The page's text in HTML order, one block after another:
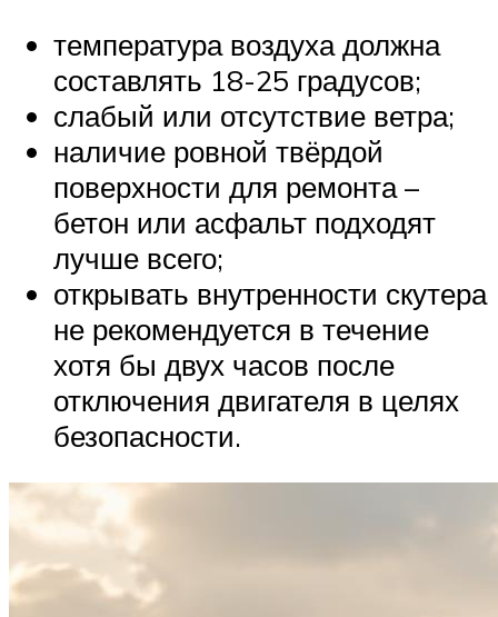
температура воздуха должна
составлять 18-25 градусов;
слабый или отсутствие ветра;
наличие ровной твёрдой
поверхности для ремонта –
бетон или асфальт подходят
лучше всего;
открывать внутренности скутера
не рекомендуется в течение
хотя бы двух часов после
отключения двигателя в целях
безопасности.